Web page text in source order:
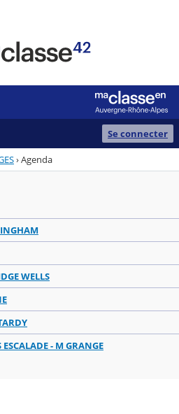
Se connecter
›Agenda
WELLS
- M GRANGE